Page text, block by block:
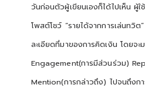
วันก่อนตัวผู้เขียนเองก็ได้ไปเห็น ผู้
โพสต์โชว์ “รายได้จากการเล่นทวิต
ละเอียดที่มาของการคิดเงิน โดยจะ
Engagement(การมีส่วนร่วม)
Mention(การกล่าวถึง) ไปจนถึงก